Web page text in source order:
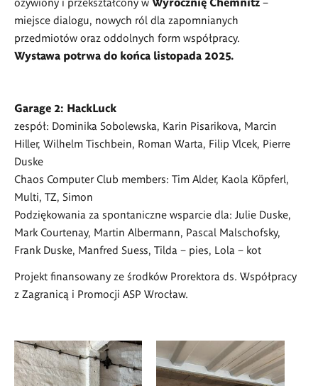
miejsce dialogu, nowych ról dla zapomnianych
przedmiotów oraz oddolnych form współpracy.
Wystawa potrwa do końca listopada 2025.
Garage 2: HackLuck
zespół: Dominika Sobolewska, Karin Pisarikova, Marcin
Hiller, Wilhelm Tischbein, Roman Warta, Filip Vlcek, Pierre
Duske
Chaos Computer Club members: Tim Alder, Kaola Köpferl,
Multi, TZ, Simon
Podziękowania za spontaniczne wsparcie dla: Julie Duske,
Mark Courtenay, Martin Albermann, Pascal Malschofsky,
Frank Duske, Manfred Suess, Tilda – pies, Lola – kot
Projekt finansowany ze środków Prorektora ds. Współpracy
z Zagranicą i Promocji ASP Wrocław.